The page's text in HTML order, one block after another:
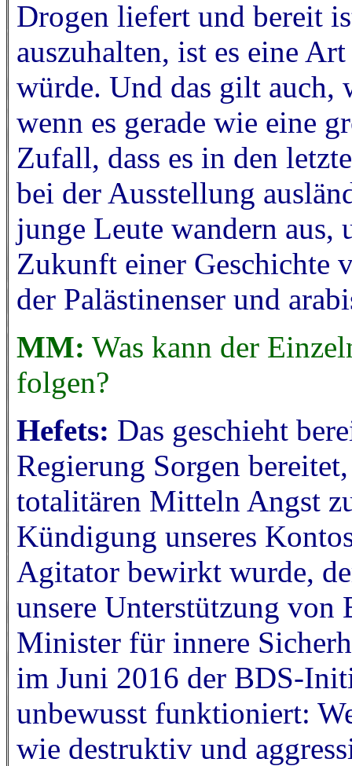
Drogen liefert und bereit
auszuhalten, ist es eine
würde. Und das gilt auch,
wenn es gerade wie eine
Zufall, dass es in den
bei der Ausstellung
junge Leute wandern aus,
Zukunft einer Geschichte
der Palästinenser und
MM: Was kann der
folgen?
Hefets: Das geschieht
Regierung Sorgen
totalitären Mitteln Angst
Kündigung unseres
Agitator bewirkt wurde,
unsere Unterstützung von
Minister für innere
im Juni 2016 der BDS-
unbewusst funktioniert:
wie destruktiv und